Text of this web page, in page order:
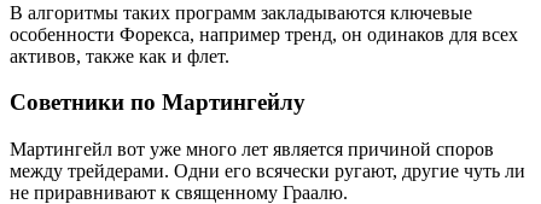
В алгоритмы таких программ закладываются ключевые
особенности Форекса, например тренд, он одинаков для всех
активов, также как и флет.
Советники по Мартингейлу
Мартингейл вот уже много лет является причиной споров
между трейдерами. Одни его всячески ругают, другие чуть ли
не приравнивают к священному Граалю.